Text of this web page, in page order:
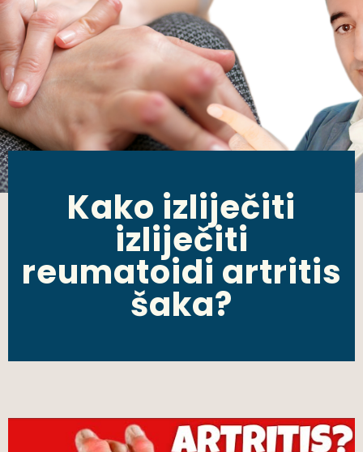
Kako izliječiti
izliječiti
reumatoidi artritis
šaka?